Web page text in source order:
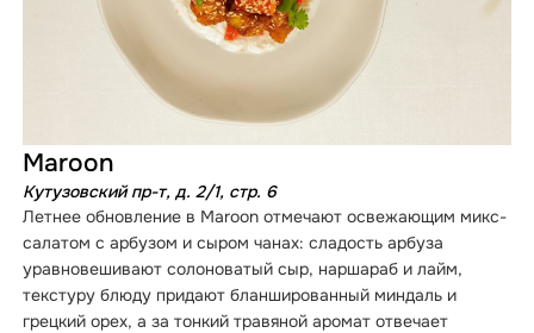
Maroon
Кутузовский пр-т, д. 2/1, стр. 6
Летнее обновление в Maroon отмечают освежающим микс-
салатом с арбузом и сыром чанах: сладость арбуза
уравновешивают солоноватый сыр, наршараб и лайм,
текстуру блюду придают бланшированный миндаль и
грецкий орех, а за тонкий травяной аромат отвечает